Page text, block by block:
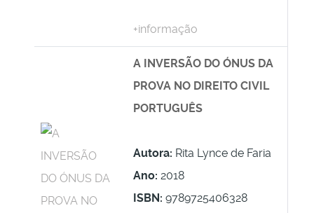
+informação
A INVERSÃO DO ÓNUS DA
PROVA NO DIREITO CIVIL
PORTUGUÊS
Autora: Rita Lynce de Faria
Ano: 2018
ISBN: 9789725406328